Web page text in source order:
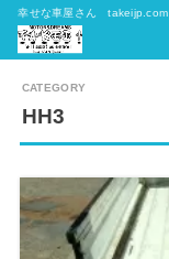
幸せな車屋さん takeijp.com
HH3